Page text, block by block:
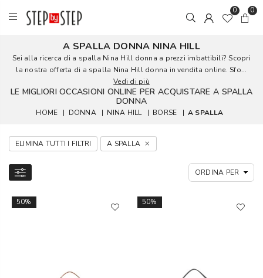
0 0
A SPALLA DONNA NINA HILL
Sei alla ricerca di a spalla Nina Hill donna a prezzi imbattibili? Scopri
la nostra offerta di a spalla Nina Hill donna in vendita online. Sfo...
Vedi di più
LE MIGLIORI OCCASIONI ONLINE PER ACQUISTARE A SPALLA
DONNA
HOME | DONNA | NINA HILL | BORSE | A SPALLA
ELIMINA TUTTI I FILTRI A SPALLA
50% 50%